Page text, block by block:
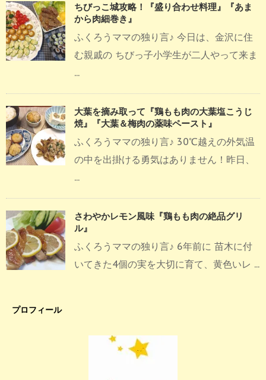
ちびっこ城攻略！『盛り合わせ料理』『あま
から肉細巻き』
ふくろうママの独り言♪ 今日は、金沢に住
む親戚の ちびっ子小学生が二人やって来ま
...
大葉を摘み取って『鶏もも肉の大葉塩こうじ
焼』『大葉＆梅肉の薬味ペースト』
ふくろうママの独り言♪ 30℃越えの外気温
の中を出掛ける勇気はありません！昨日、
...
さわやかレモン風味『鶏もも肉の絶品グリ
ル』
ふくろうママの独り言♪ 6年前に 苗木に付
いてきた4個の実を大切に育て、黄色いレ ...
プロフィール